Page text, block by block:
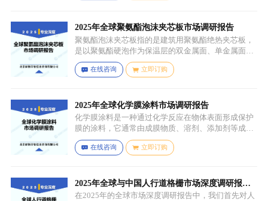
力学性能，质地较脆且强度较低。
2025年全球聚氨酯泡沫夹芯板市场调研报告
聚氨酯泡沫夹芯板指的是建筑用聚氨酯绝热夹芯板，
是以聚氨酯硬泡作为保温层的双金属面、单金属面或
非金属面复合板材。
在线咨询 立即订购
2025年全球化学膜涂料市场调研报告
化学膜涂料是一种通过化学反应在物体表面形成保护
膜的涂料，它通常由成膜物质、溶剂、添加剂等成分
组成。成膜物质是涂料的主要成分，它在施工后通过
化学反应（如聚合反应、交联反应等）形成连续的、
可改善涂料的性能，如提高附着力、耐候性、耐腐蚀
性等。
在线咨询 立即订购
2025年全球与中国人行道格栅市场深度调研报
告：行业趋势与投资前景分析
在2025年的全球市场深度调研报告中，我们首先对人